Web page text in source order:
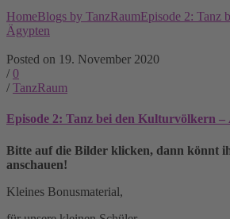
HomeBlogs by TanzRaumEpisode 2: Tanz
Ägypten
Posted on 19. November 2020
/ 0
/ TanzRaum
Episode 2: Tanz bei den Kulturvölkern –
Bitte auf die Bilder klicken, dann könnt
anschauen!
Kleines Bonusmaterial,